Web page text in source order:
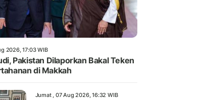
2026, 17:03 WIB
Pakistan Dilaporkan Bakal Teken
di Makkah
Jumat , 07 Aug 2026, 16:32 WIB